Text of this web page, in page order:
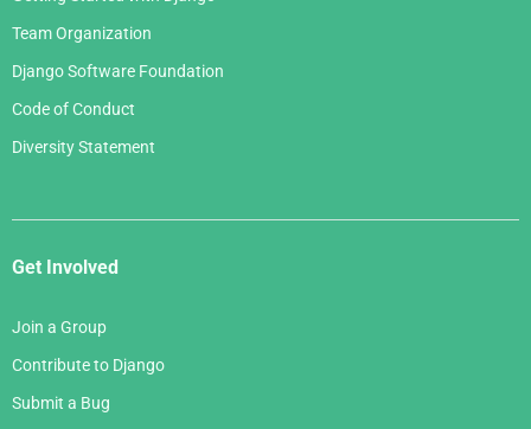
Team Organization
Django Software Foundation
Code of Conduct
Diversity Statement
Get Involved
Join a Group
Contribute to Django
Submit a Bug